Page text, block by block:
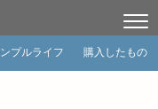
プルライフ 購入したもの